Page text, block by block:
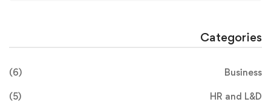
Categories
Business
(6)
HR and L&D
(5)